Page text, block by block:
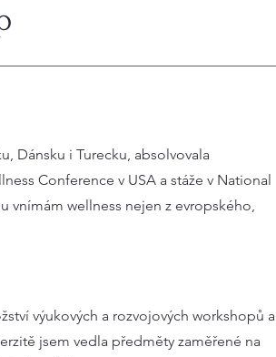
Dánsku i Turecku, absolvovala
Conference v USA a stáže v National
vnímám wellness nejen z evropského,
výukových a rozvojových workshopů a
jsem vedla předměty zaměřené na